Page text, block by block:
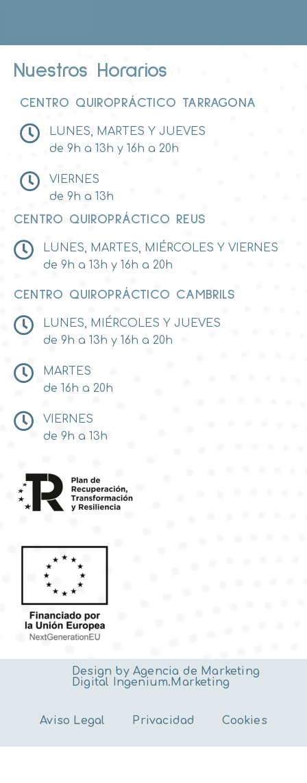
Nuestros Horarios
CENTRO QUIROPRÁCTICO TARRAGONA
LUNES, MARTES Y JUEVES
de 9h a 13h y 16h a 20h
VIERNES
de 9h a 13h
CENTRO QUIROPRÁCTICO REUS
LUNES, MARTES, MIÉRCOLES Y VIERNES
de 9h a 13h y 16h a 20h
CENTRO QUIROPRÁCTICO CAMBRILS
LUNES, MIÉRCOLES Y JUEVES
de 9h a 13h y 16h a 20h
MARTES
de 16h a 20h
VIERNES
de 9h a 13h
Design by Agencia de Marketing
Digital Ingenium.Marketing
Aviso Legal Privacidad Cookies
Utilizamos cookies para ofrecerte la mejor experiencia en